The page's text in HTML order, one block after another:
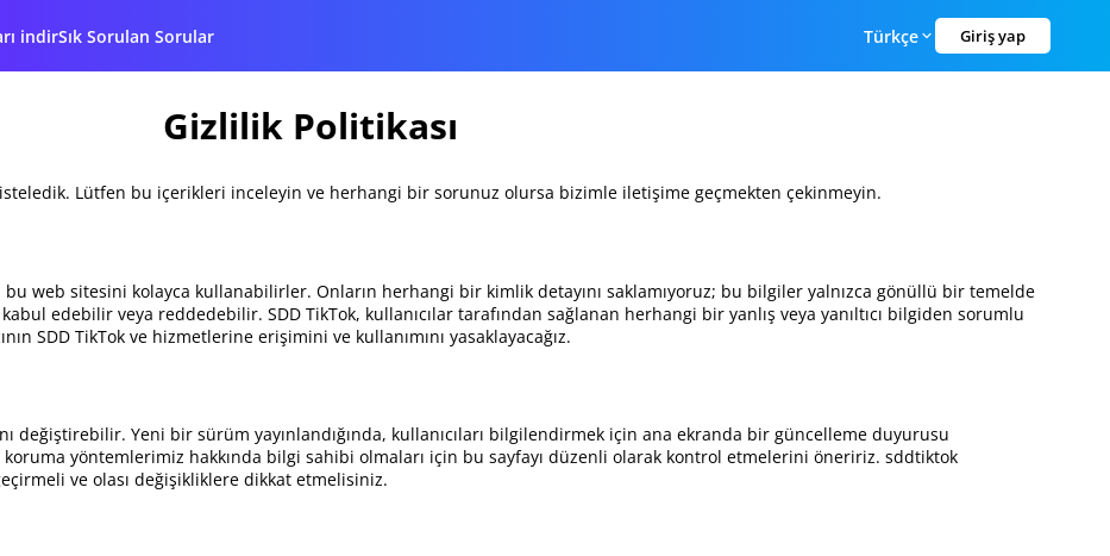
indirSık Sorulan Sorular Türkçe Giriş yap
Gizlilik Politikası
listeledik. Lütfen bu içerikleri inceleyin ve herhangi bir sorunuz olursa bizimle iletişime geçmekten çekinmeyin.
bu web sitesini kolayca kullanabilirler. Onların herhangi bir kimlik detayını saklamıyoruz; bu bilgiler yalnızca gönüllü bir temelde
edebilir veya reddedebilir. SDD TikTok, kullanıcılar tarafından sağlanan herhangi bir yanlış veya yanıltıcı bilgiden sorumlu
SDD TikTok ve hizmetlerine erişimini ve kullanımını yasaklayacağız.
değiştirebilir. Yeni bir sürüm yayınlandığında, kullanıcıları bilgilendirmek için ana ekranda bir güncelleme duyurusu
koruma yöntemlerimiz hakkında bilgi sahibi olmaları için bu sayfayı düzenli olarak kontrol etmelerini öneririz. sddtiktok
ve olası değişikliklere dikkat etmelisiniz.